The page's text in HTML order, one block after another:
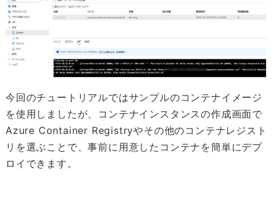
今回のチュートリアルではサンプルのコンテナイメージ
を使用しましたが、コンテナインスタンスの作成画面で
Azure Container Registryやその他のコンテナレジスト
リを選ぶことで、事前に用意したコンテナを簡単にデプ
ロイできます。